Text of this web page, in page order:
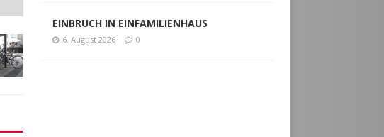
EINBRUCH IN EINFAMILIENHAUS
6. August 2026 0